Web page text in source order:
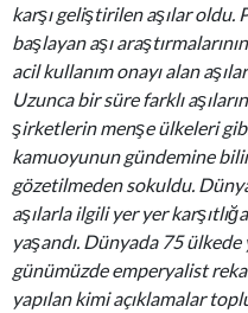
karşı geliştirilen aşılar oldu.
başlayan aşı
acil kullanım onayı alan
Uzunca bir süre farklı
şirketlerin menşe ülkeleri
kamuoyunun gündemine
gözetilmeden sokuldu.
aşılarla ilgili yer yer
yaşandı. Dünyada 75 ülkede
günümüzde emperyalist
yapılan kimi açıklamalar